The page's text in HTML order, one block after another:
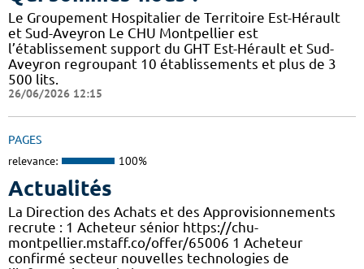
Le Groupement Hospitalier de Territoire Est-Hérault
et Sud-Aveyron Le CHU Montpellier est
l’établissement support du GHT Est-Hérault et Sud-
Aveyron regroupant 10 établissements et plus de 3
500 lits.
26/06/2026 12:15
PAGES
relevance: 100%
Actualités
La Direction des Achats et des Approvisionnements
recrute : 1 Acheteur sénior https://chu-
montpellier.mstaff.co/offer/65006 1 Acheteur
confirmé secteur nouvelles technologies de